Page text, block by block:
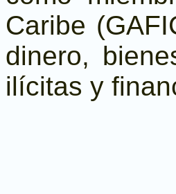
Caribe
dinero,
ilícitas y